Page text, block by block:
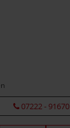
07222 - 91670